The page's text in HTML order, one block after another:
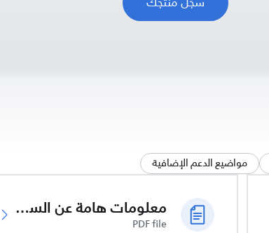
مواضيع الدعم الإضافية
معلومات هامة عن السلامة
PDF file